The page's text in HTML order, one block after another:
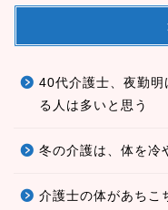
40代介護士、夜勤
る人は多いと思う
冬の介護は、体を冷
介護士の体があちこ